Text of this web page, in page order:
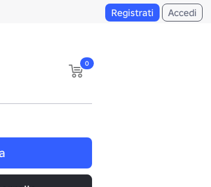
Registrati Accedi
0